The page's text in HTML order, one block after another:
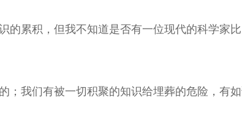
累积，但我不知道是否有一位现代的科学家
我们有被一切积聚的知识给埋葬的危险，有